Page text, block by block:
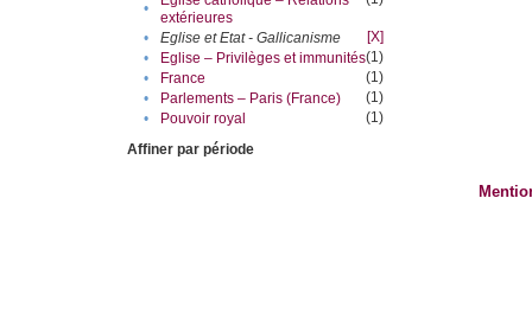
•
extérieures
• Eglise et Etat - Gallicanisme
[X]
•
Eglise – Privilèges et immunités(1)
•
France
(1)
•
Parlements – Paris (France)
(1)
•
Pouvoir royal
(1)
Affiner par période